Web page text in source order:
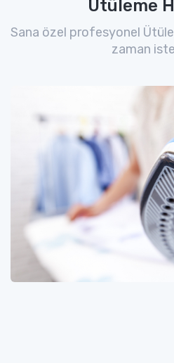
Ütüleme
Sana özel profesyonel
zaman